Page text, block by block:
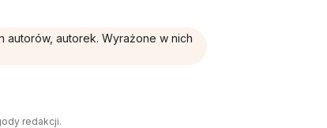
autorów, autorek. Wyrażone w nich
redakcji.